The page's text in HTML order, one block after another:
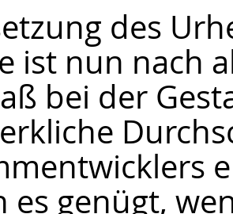
des
ist nun nach
bei der
es genügt,